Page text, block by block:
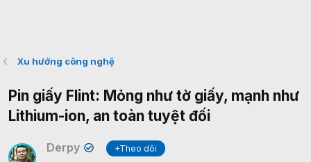
Xu hướng công nghệ
Pin giấy Flint: Mỏng như tờ giấy, mạnh như
Lithium-ion, an toàn tuyệt đối
Derpy ✔
+Theo dõi